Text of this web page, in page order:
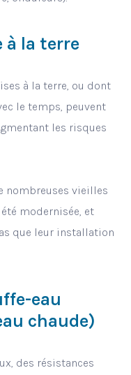
à la terre
à la terre, ou dont
le temps, peuvent
les risques
nombreuses vieilles
modernisée, et
que leur installation
eau
chaude)
des résistances